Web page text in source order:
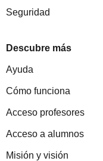
Seguridad
Descubre más
Ayuda
Cómo funciona
Acceso profesores
Acceso a alumnos
Misión y visión